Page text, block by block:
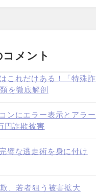
メント
これだけある！「特殊詐
を徹底解剖
ンにエラー表示とアラー
詐欺被害
璧な逃走術を身に付け
、若者狙う被害拡大